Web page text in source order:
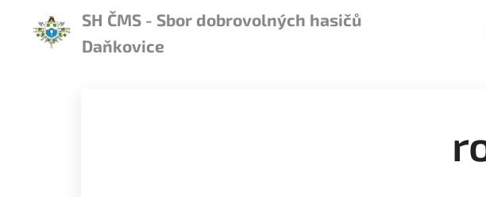
SH ČMS - Sbor dobrovolných hasičů
Daňkovice